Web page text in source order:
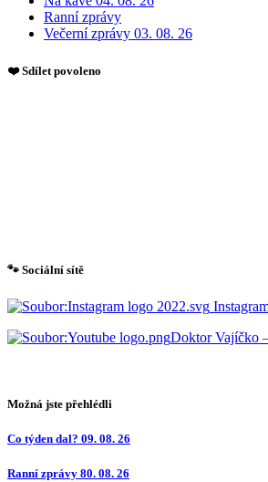
Ranní zprávy
Večerní zprávy 03. 08. 26
❤️ Sdílet povoleno
🐾 Sociální sítě
Doktor Vajíčko
Možná jste přehlédli
Co týden dal? 09. 08. 26
Ranní zprávy 80. 08. 26